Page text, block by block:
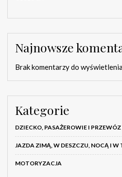
Najnowsze
Brak komentarzy do
Kategorie
DZIECKO, PASAŻEROWIE I
JAZDA ZIMĄ, W DESZCZU, NOCĄ I
MOTORYZACJA